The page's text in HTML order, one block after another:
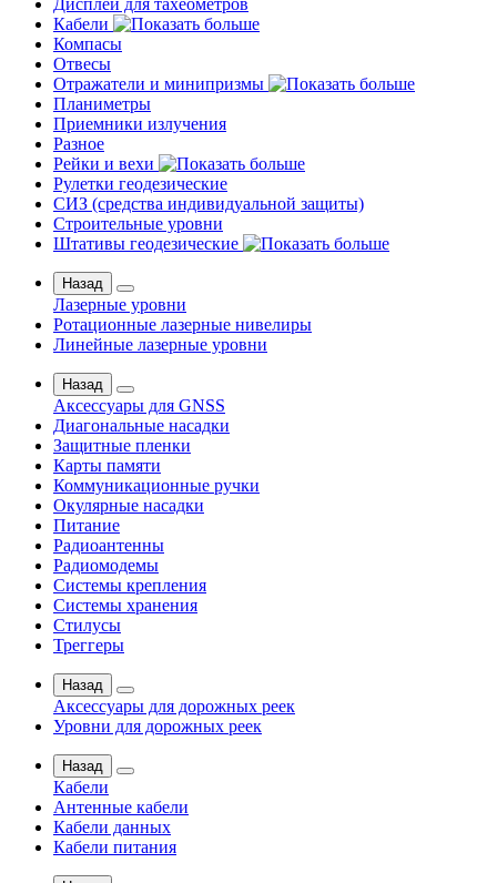
Дисплеи для тахеометров
Кабели
Компасы
Отвесы
Отражатели и минипризмы
Планиметры
Приемники излучения
Разное
Рейки и вехи
Рулетки геодезические
СИЗ (средства индивидуальной защиты)
Строительные уровни
Штативы геодезические
Назад
Лазерные уровни
Ротационные лазерные нивелиры
Линейные лазерные уровни
Назад
Аксессуары для GNSS
Диагональные насадки
Защитные пленки
Карты памяти
Коммуникационные ручки
Окулярные насадки
Питание
Радиоантенны
Радиомодемы
Системы крепления
Системы хранения
Стилусы
Треггеры
Назад
Аксессуары для дорожных реек
Уровни для дорожных реек
Назад
Кабели
Антенные кабели
Кабели данных
Кабели питания